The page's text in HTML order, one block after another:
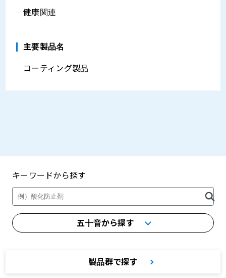
健康関連
主要製品名
コーティング製品
キーワードから探す
五十音から探す
製品群で探す